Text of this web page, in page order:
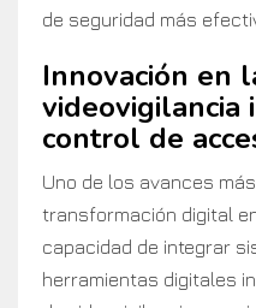
de seguridad más
Innovación en
control de
Uno de los avances
transformación digital
capacidad de integrar
herramientas digitales